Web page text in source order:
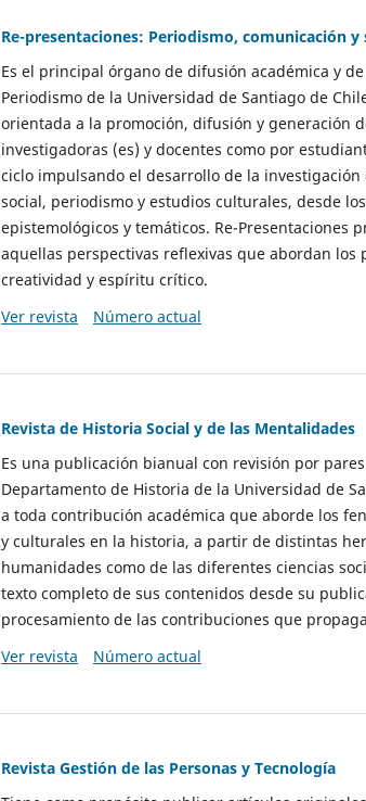
Re-presentaciones: Periodismo, comunicación y
Es el principal órgano de difusión académica y
Periodismo de la Universidad de Santiago de
orientada a la promoción, difusión y generación
investigadoras (es) y docentes como por
ciclo impulsando el desarrollo de la
social, periodismo y estudios culturales, desde
epistemológicos y temáticos. Re-Presentaciones
aquellas perspectivas reflexivas que abordan los
creatividad y espíritu crítico.
Ver revista
Número actual
Revista de Historia Social y de las Mentalidades
Es una publicación bianual con revisión por
Departamento de Historia de la Universidad de
a toda contribución académica que aborde los
y culturales en la historia, a partir de distintas
humanidades como de las diferentes ciencias
texto completo de sus contenidos desde su
procesamiento de las contribuciones que
Ver revista
Número actual
Revista Gestión de las Personas y Tecnología